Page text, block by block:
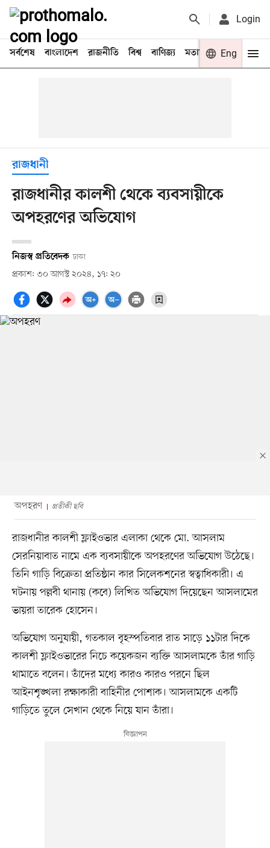
Login
সর্বশেষ বাংলাদেশ রাজনীতি বিশ্ব বাণিজ্য মতামত খেলা
Eng
রাজধানী
রাজধানীর কালশী থেকে ব্যবসায়ীকে
অপহরণের অভিযোগ
নিজস্ব প্রতিবেদক ঢাকা
প্রকাশ: ৩০ আগস্ট ২০২৪, ১৭: ২০
অপহরণ প্রতীকী ছবি
রাজধানীর কালশী ফ্লাইওভার এলাকা থেকে মো. আসলাম
সেরনিয়াবাত নামে এক ব্যবসায়ীকে অপহরণের অভিযোগ উঠেছে।
তিনি গাড়ি বিক্রেতা প্রতিষ্ঠান কার সিলেকশনের স্বত্বাধিকারী। এ
ঘটনায় পল্লবী থানায় (কবে) লিখিত অভিযোগ দিয়েছেন আসলামের
ভায়রা তারেক হোসেন।
অভিযোগ অনুযায়ী, গতকাল বৃহস্পতিবার রাত সাড়ে ১১টার দিকে
কালশী ফ্লাইওভারের নিচে কয়েকজন ব্যক্তি আসলামকে তাঁর গাড়ি
থামাতে বলেন। তাঁদের মধ্যে কারও কারও পরনে ছিল
আইনশৃঙ্খলা রক্ষাকারী বাহিনীর পোশাক। আসলামকে একটি
গাড়িতে তুলে সেখান থেকে নিয়ে যান তাঁরা।